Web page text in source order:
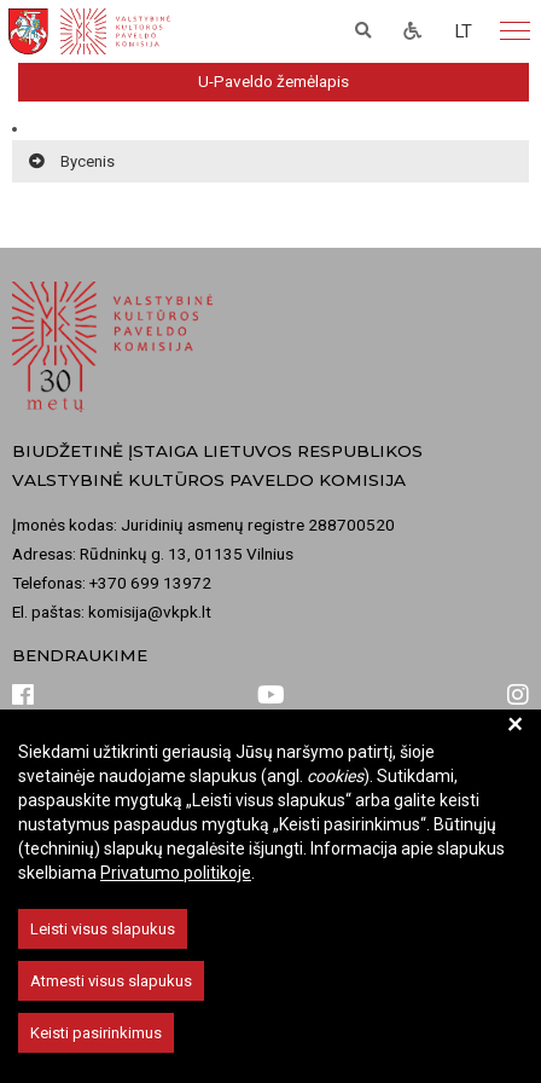
LT
U-Paveldo žemėlapis
Bycenis
BIUDŽETINĖ ĮSTAIGA LIETUVOS RESPUBLIKOS
VALSTYBINĖ KULTŪROS PAVELDO KOMISIJA
Įmonės kodas: Juridinių asmenų registre 288700520
Adresas: Rūdninkų g. 13, 01135 Vilnius
Telefonas: +370 699 13972
El. paštas: komisija@vkpk.lt
BENDRAUKIME
© 2026 Valstybinė kultūros paveldo komisija. Visos teisės saugomos.
Keisti slapukų nustatymus
+
Siekdami užtikrinti geriausią Jūsų naršymo patirtį, šioje
svetainėje naudojame slapukus (angl. cookies). Sutikdami,
paspauskite mygtuką „Leisti visus slapukus“ arba galite keisti
nustatymus paspaudus mygtuką „Keisti pasirinkimus“. Būtinųjų
(techninių) slapukų negalėsite išjungti. Informacija apie slapukus
skelbiama Privatumo politikoje
Leisti visus slapukus
Atmesti visus slapukus
Keisti pasirinkimus